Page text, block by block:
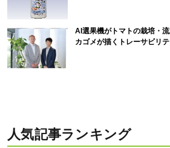
AI選果機がトマトの栽培・
カゴメが描くトレーサビリ
人気記事ランキング